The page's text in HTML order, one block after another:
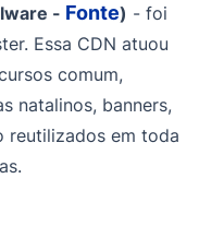
- Fonte) - foi
Essa CDN atuou
comum,
natalinos, banners,
reutilizados em toda